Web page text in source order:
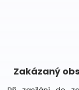
Zakázaný